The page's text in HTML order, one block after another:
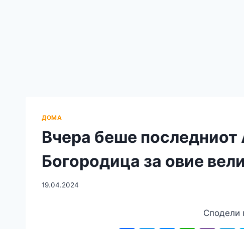
ДОМА
Вчера беше последниот
Богородица за овие
19.04.2024
Сподели